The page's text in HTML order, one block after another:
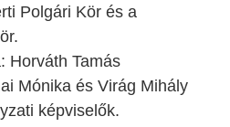
Polgári Kör és a
Horváth Tamás
Mónika és Virág Mihály
képviselők.